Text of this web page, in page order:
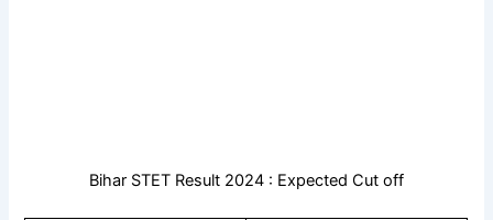
Bihar STET Result 2024 : Expected Cut off